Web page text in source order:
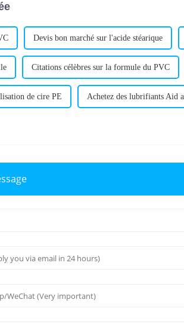
Devis bon marché sur l'acide stéarique
Citations célèbres sur la formule du PVC
de cire PE Achetez des lubrifiants Aid